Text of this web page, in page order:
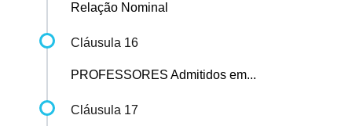
Relação Nominal
Cláusula 16
PROFESSORES Admitidos em...
Cláusula 17